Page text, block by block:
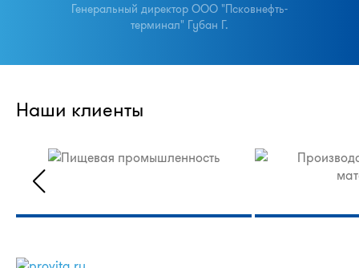
Генеральный директор ООО "Псковнефть-
терминал" Губан Г.
Наши клиенты